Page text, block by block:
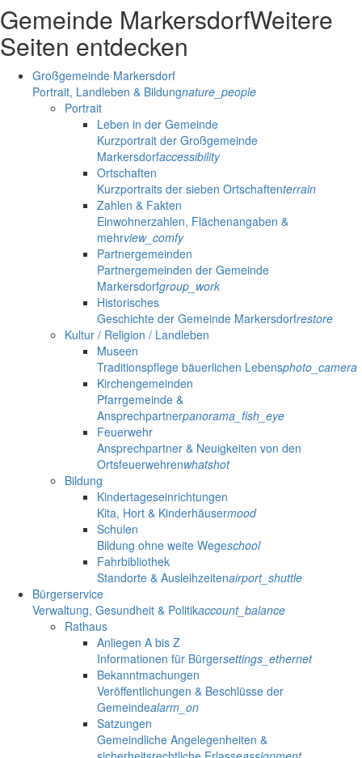
Gemeinde MarkersdorfWeitere
Seiten entdecken
Großgemeinde Markersdorf
Portrait, Landleben & Bildungnature_people
Portrait
Leben in der Gemeinde
Kurzportrait der Großgemeinde
Markersdorfaccessibility
Ortschaften
Kurzportraits der sieben Ortschaftenterrain
Zahlen & Fakten
Einwohnerzahlen, Flächenangaben &
mehrview_comfy
Partnergemeinden
Partnergemeinden der Gemeinde
Markersdorfgroup_work
Historisches
Geschichte der Gemeinde Markersdorfrestore
Kultur / Religion / Landleben
Museen
Traditionspflege bäuerlichen Lebensphoto_camera
Kirchengemeinden
Pfarrgemeinde &
Ansprechpartnerpanorama_fish_eye
Feuerwehr
Ansprechpartner & Neuigkeiten von den
Ortsfeuerwehrenwhatshot
Bildung
Kindertageseinrichtungen
Kita, Hort & Kinderhäusermood
Schulen
Bildung ohne weite Wegeschool
Fahrbibliothek
Standorte & Ausleihzeitenairport_shuttle
Bürgerservice
Verwaltung, Gesundheit & Politikaccount_balance
Rathaus
Anliegen A bis Z
Informationen für Bürgersettings_ethernet
Bekanntmachungen
Veröffentlichungen & Beschlüsse der
Gemeindealarm_on
Satzungen
Gemeindliche Angelegenheiten &